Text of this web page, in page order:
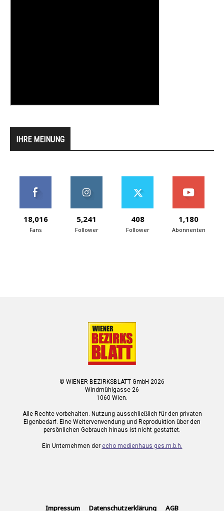
IHRE MEINUNG
18,016
Fans
5,241
Follower
408
Follower
1,180
Abonnenten
© WIENER BEZIRKSBLATT GmbH 2026
Windmühlgasse 26
1060 Wien.
Alle Rechte vorbehalten. Nutzung ausschließlich für den privaten
Eigenbedarf. Eine Weiterverwendung und Reproduktion über den
persönlichen Gebrauch hinaus ist nicht gestattet.
Ein Unternehmen der echo medienhaus ges.m.b.h.
Impressum Datenschutzerklärung AGB